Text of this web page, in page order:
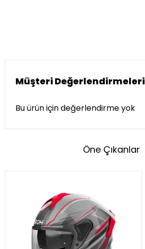
Müşteri Değerlendirmeleri
Bu ürün için değerlendirme yok
Öne Çıkanlar